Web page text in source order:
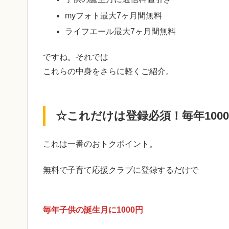
myフォト最大7ヶ月間無料
ライフエール最大7ヶ月間無料
ですね。それでは
これらの中身をさらに軽くご紹介。
☆これだけは登録必須！毎年
これは一番のおトクポイント。
無料で子育て応援クラブに登録するだけで
毎年子供の誕生月に1000円